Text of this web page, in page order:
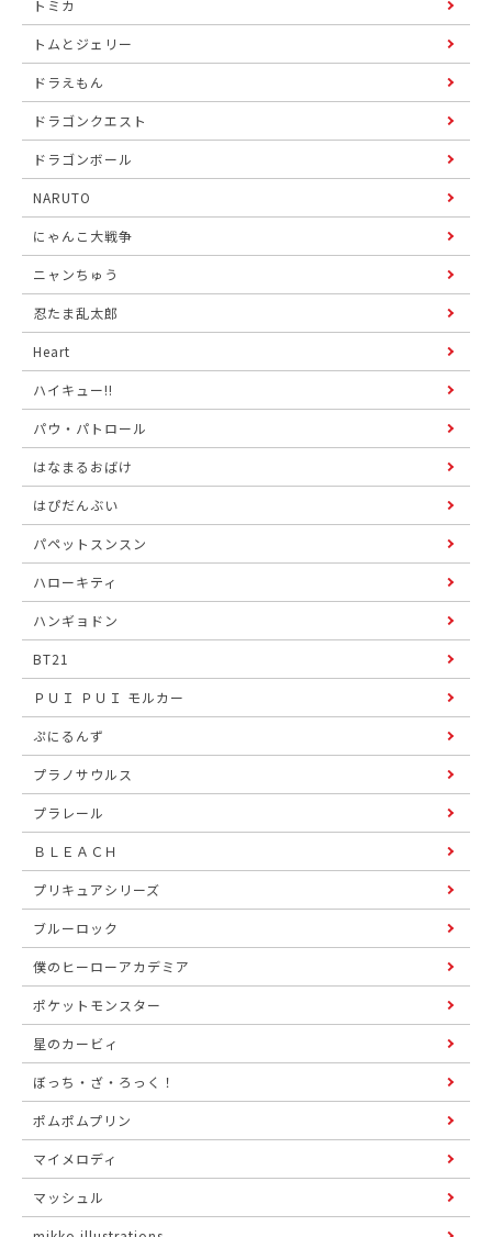
トミカ
トムとジェリー
ドラえもん
ドラゴンクエスト
ドラゴンボール
NARUTO
にゃんこ大戦争
ニャンちゅう
忍たま乱太郎
Heart
ハイキュー!!
パウ・パトロール
はなまるおばけ
はぴだんぶい
パペットスンスン
ハローキティ
ハンギョドン
BT21
ＰＵＩ ＰＵＩ モルカー
ぷにるんず
プラノサウルス
プラレール
ＢＬＥＡＣＨ
プリキュアシリーズ
ブルーロック
僕のヒーローアカデミア
ポケットモンスター
星のカービィ
ぼっち・ざ・ろっく！
ポムポムプリン
マイメロディ
マッシュル